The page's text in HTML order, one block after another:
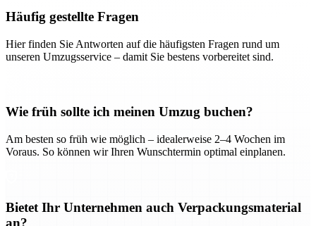
Häufig gestellte Fragen
Hier finden Sie Antworten auf die häufigsten Fragen rund um
unseren Umzugsservice – damit Sie bestens vorbereitet sind.
Wie früh sollte ich meinen Umzug buchen?
Am besten so früh wie möglich – idealerweise 2–4 Wochen im
Voraus. So können wir Ihren Wunschtermin optimal einplanen.
Bietet Ihr Unternehmen auch Verpackungsmaterial
an?